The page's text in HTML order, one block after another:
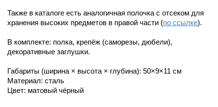
Также в каталоге есть аналогичная полочка с отсеком для
хранения высоких предметов в правой части (по ссылке).
В комплекте: полка, крепёж (саморезы, дюбели),
декоративные заглушки.
Габариты (ширина × высота × глубина): 50×9×11 см
Материал: сталь
Цвет: матовый чёрный